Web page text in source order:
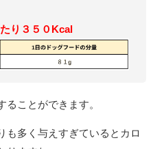
り３５０Kcal
ることができます。
も多く与えすぎているとカロ